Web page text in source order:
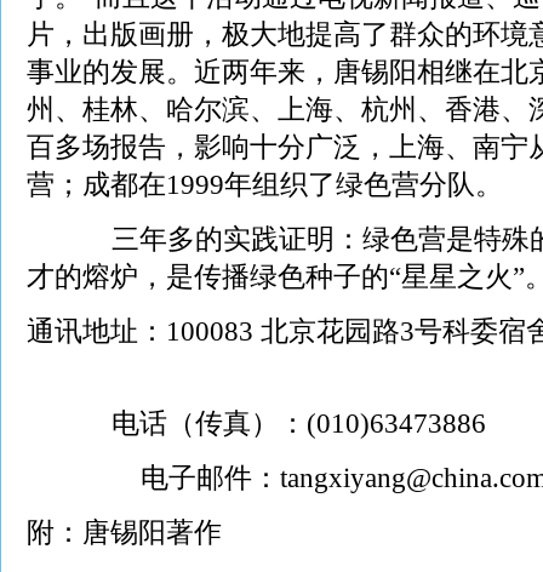
片，出版画册，极大地提高了群众的环境
事业的发展。近两年来，唐锡阳相继在北
州、桂林、哈尔滨、上海、杭州、香港、
百多场报告，影响十分广泛，上海、南宁
营；成都在1999年组织了绿色营分队。
三年多的实践证明：绿色营是特殊
才的熔炉，是传播绿色种子的“星星之火”
通讯地址：100083 北京花园路3号科委宿
电话（传真）：(010)63473886
电子邮件：
附：唐锡阳著作